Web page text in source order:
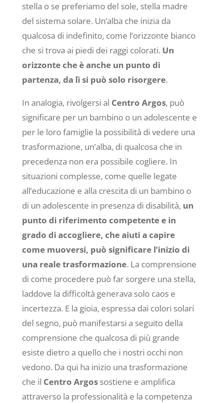
stella o se preferiamo del sole, stella madre
del sistema solare. Un’alba che inizia da
qualcosa di indefinito, come l’orizzonte bianco
che si trova ai piedi dei raggi colorati. Un
orizzonte che è anche un punto di
partenza, da lì si può solo risorgere.
In analogia, rivolgersi al Centro Argos, può
significare per un bambino o un adolescente e
per le loro famiglie la possibilità di vedere una
trasformazione, un’alba, di qualcosa che in
precedenza non era possibile cogliere. In
situazioni complesse, come quelle legate
all’educazione e alla crescita di un bambino o
di un adolescente in presenza di disabilità, un
punto di riferimento competente e in
grado di accogliere, che aiuti a capire
come muoversi, può significare l’inizio di
una reale trasformazione. La comprensione
di come procedere può far sorgere una stella,
laddove la difficoltà generava solo caos e
incertezza. E la gioia, espressa dai colori solari
del segno, può manifestarsi a seguito della
comprensione che qualcosa di più grande
esiste dietro a quello che i nostri occhi non
vedono. Da qui ha inizio una trasformazione
che il Centro Argossostiene e amplifica
attraverso la professionalità e la competenza